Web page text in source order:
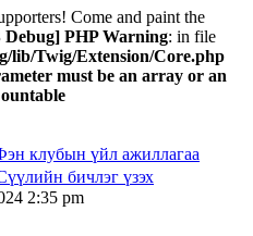
Come and paint the
Debug] PHP Warning: in file
lib/Twig/Extension/Core.php
must be an array or an
клубын үйл ажиллагаа
бичлэг үзэх
2:35 pm